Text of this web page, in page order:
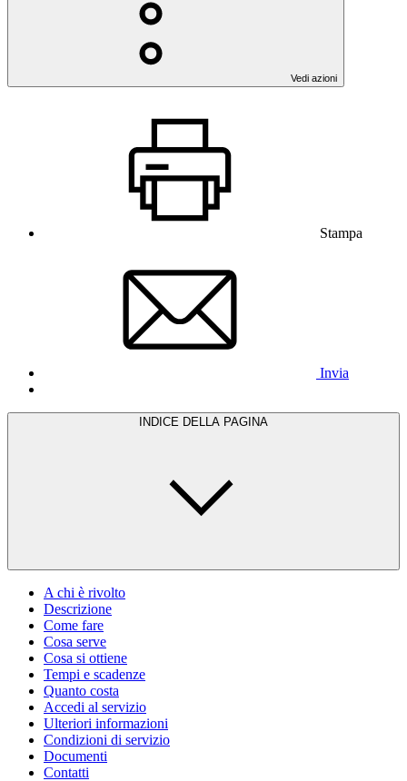
Vedi azioni
Stampa
Invia
INDICE DELLA PAGINA
A chi è rivolto
Descrizione
Come fare
Cosa serve
Cosa si ottiene
Tempi e scadenze
Quanto costa
Accedi al servizio
Ulteriori informazioni
Condizioni di servizio
Documenti
Contatti